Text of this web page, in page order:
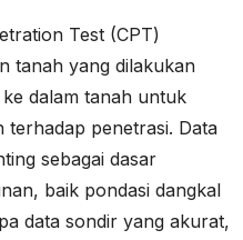
Test (CPT)
tanah yang dilakukan
dalam tanah untuk
penetrasi. Data
sebagai dasar
baik pondasi dangkal
data sondir yang akurat,